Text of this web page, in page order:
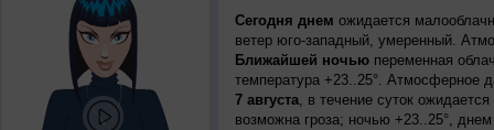
Сегодня днем ожидается
ветер юго-западный, умеренный.
Ближайшей ночьюпеременная
температура +23..25°. Атмосферное
7 августа, в течение суток
возможна гроза; ночью +23..25°,